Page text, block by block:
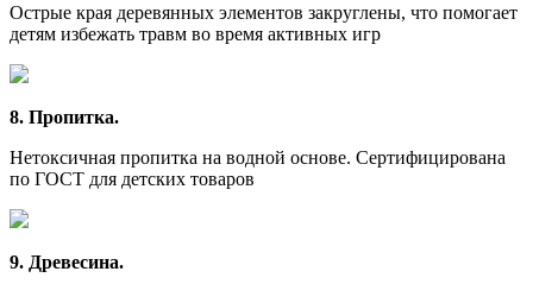
Острые края деревянных элементов закруглены, что помогает
детям избежать травм во время активных игр
8. Пропитка.
Нетоксичная пропитка на водной основе. Сертифицирована
по ГОСТ для детских товаров
9. Древесина.